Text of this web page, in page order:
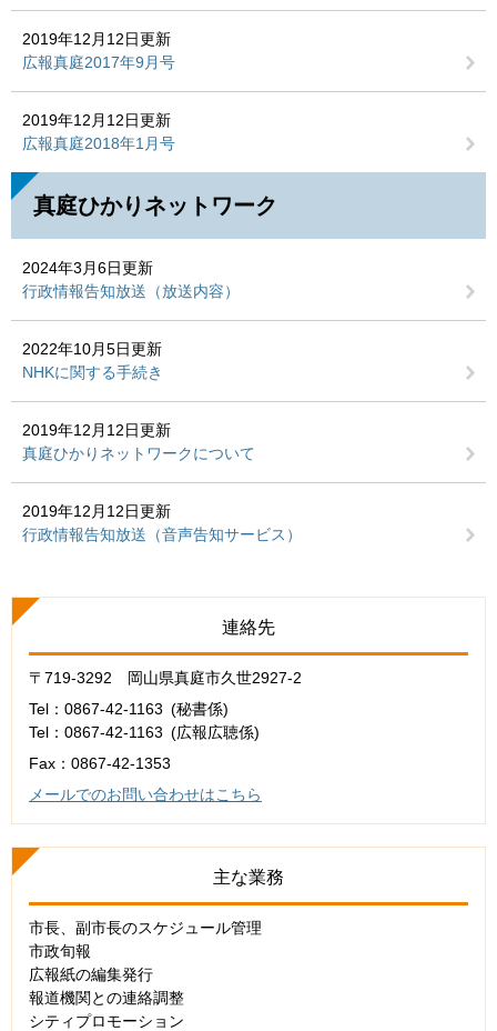
2019年12月12日更新
広報真庭2017年9月号
2019年12月12日更新
広報真庭2018年1月号
真庭ひかりネットワーク
2024年3月6日更新
行政情報告知放送（放送内容）
2022年10月5日更新
NHKに関する手続き
2019年12月12日更新
真庭ひかりネットワークについて
2019年12月12日更新
行政情報告知放送（音声告知サービス）
連絡先
〒719-3292 岡山県真庭市久世2927-2
Tel：0867-42-1163
秘書係
Tel：0867-42-1163
広報広聴係
Fax：0867-42-1353
メールでのお問い合わせはこちら
主な業務
市長、副市長のスケジュール管理
市政旬報
広報紙の編集発行
報道機関との連絡調整
シティプロモーション